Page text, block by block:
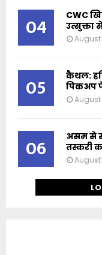
04
CWC
उत्सुक्ता
August
05
कैथल:
पिकअप
August
06
असम से
तस्करी
August